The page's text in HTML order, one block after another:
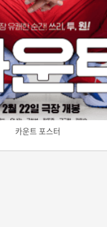
카운트 포스터